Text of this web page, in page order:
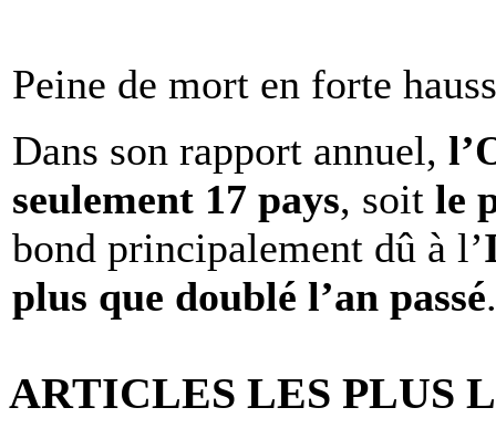
Peine de mort en forte
Dans son rapport annuel,
seulement 17 pays, soit le
bond principalement dû à l’
plus que doublé l’an passé.
ARTICLES LES PLUS